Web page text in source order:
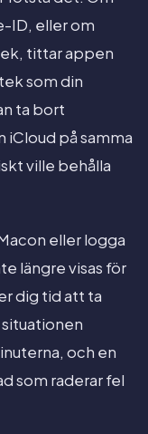
ID, eller om
tittar appen
som din
ta bort
iCloud på samma
ville behålla
eller logga
längre visas för
dig tid att ta
och en
som raderar fel